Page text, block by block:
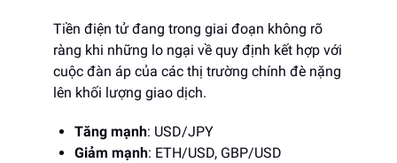
Tiền điện tử đang trong giai đoạn không rõ
ràng khi những lo ngại về quy định kết hợp với
cuộc đàn áp của các thị trường chính đè nặng
lên khối lượng giao dịch.
Tăng mạnh: USD/JPY
Giảm mạnh: ETH/USD, GBP/USD